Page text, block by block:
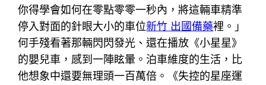
你得學會如何在零點零零一秒內，將這輛車精準
停入對面的針眼大小的車位新竹 出國備藥裡。」
何手殘看著那輛閃閃發光、還在播放《小星星》
的嬰兒車，感到一陣眩暈。泊車維度的生活，比
他想象中還要無理頭一百萬倍。《失控的星座運